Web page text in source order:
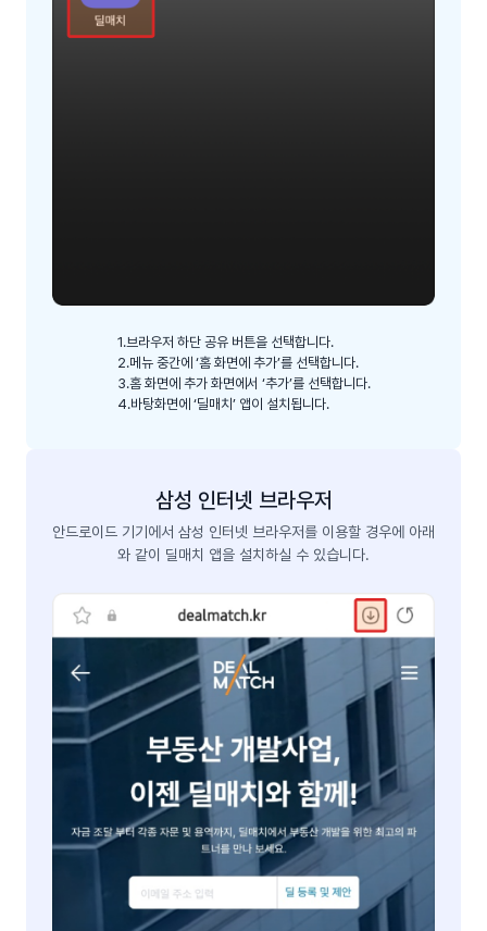
1.브라우저 하단 공유 버튼을 선택합니다.
2.메뉴 중간에 ‘홈 화면에 추가’를 선택합니다.
3.홈 화면에 추가 화면에서 ‘추가’를 선택합니다.
4.바탕화면에 ‘딜매치’ 앱이 설치됩니다.
삼성 인터넷 브라우저
안드로이드 기기에서 삼성 인터넷 브라우저를 이용할 경우에 아래
와 같이 딜매치 앱을 설치하실 수 있습니다.